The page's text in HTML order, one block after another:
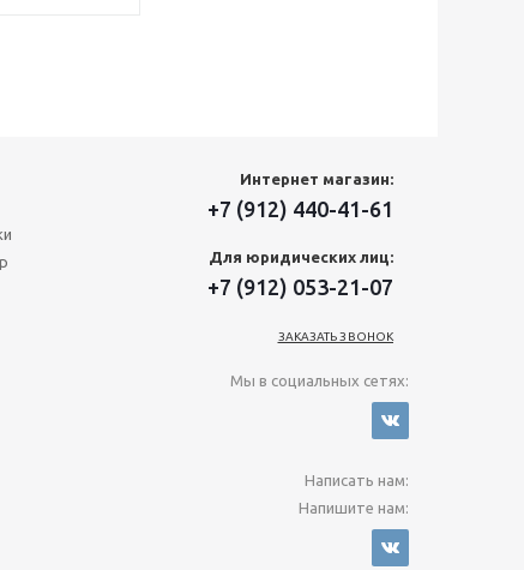
Интернет магазин:
+7 (912) 440-41-61
Для юридических лиц:
+7 (912) 053-21-07
ЗАКАЗАТЬ ЗВОНОК
Мы в социальных сетях:
Написать нам:
Напишите нам: